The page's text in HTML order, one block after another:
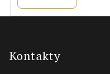
Kontakty